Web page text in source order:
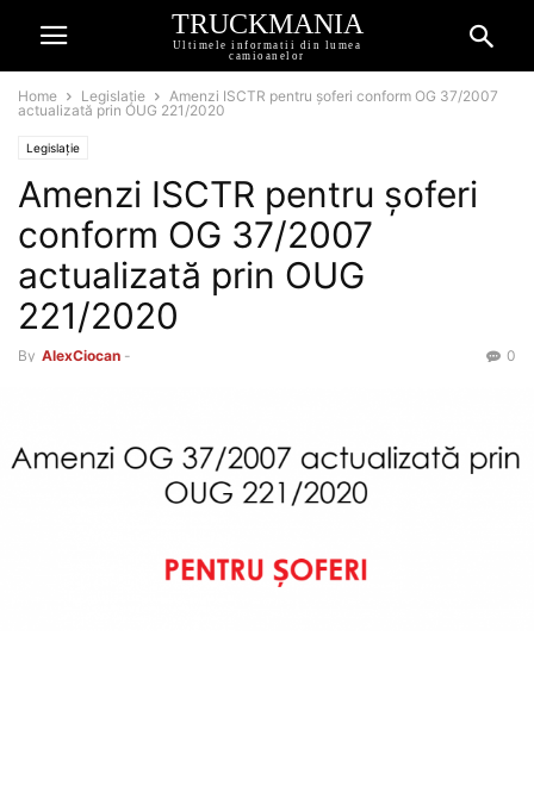
TRUCKMANIA
Ultimele informatii din lumea
camioanelor
Home Legislație
Amenzi ISCTR pentru șoferi conform OG 37/2007
actualizată prin OUG 221/2020
Legislație
Amenzi ISCTR pentru șoferi
conform OG 37/2007
actualizată prin OUG
221/2020
By AlexCiocan - 0